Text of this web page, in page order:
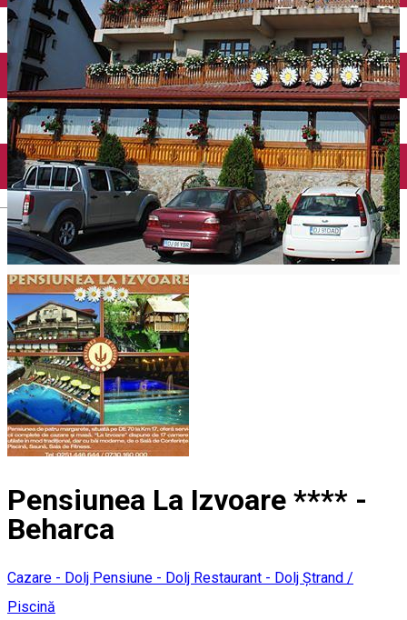
English
Închirieri auto
Închirieri biciclete
Taxi
Încărcare vehicule electrice
Pensiunea La Izvoare **** -
Beharca
Cazare - Dolj Pensiune - Dolj Restaurant - Dolj Ștrand /
Piscină